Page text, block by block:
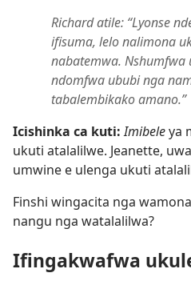
Richard atile: “Lyonse
ifisuma, lelo nalimona
nabatemwa.
ndomfwa ububi nga
tabalembikako amano.”
Icishinka ca kuti: Imibeleya
ukuti atalalilwe. Jeanette,
umwine e ulenga ukuti
Finshi wingacita nga
nangu nga watalalilwa?
Ifingakwafwa